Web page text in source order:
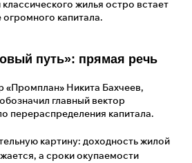
жилья остро встает
огромного капитала.
путь»: прямая речь
Никита Бахчеев,
главный вектор
перераспределения капитала.
картину: доходность жилой
а сроки окупаемости